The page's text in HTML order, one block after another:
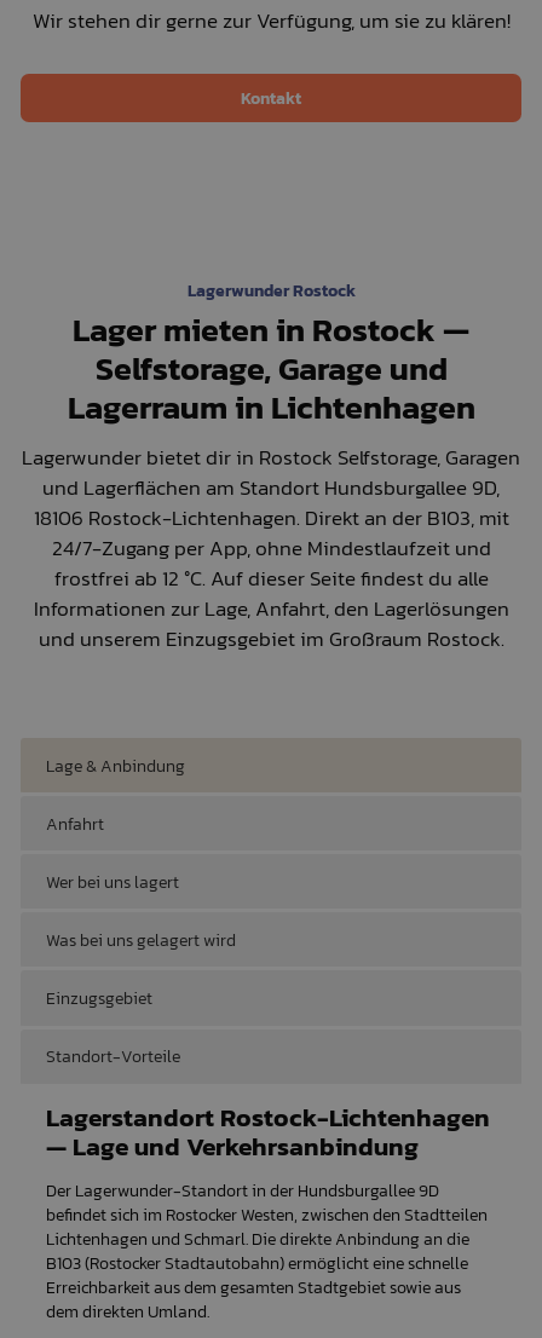
Wir stehen dir gerne zur Verfügung, um sie zu klären!
Kontakt
Lagerwunder Rostock
Lager mieten in Rostock —
Selfstorage, Garage und
Lagerraum in Lichtenhagen
Lagerwunder bietet dir in Rostock Selfstorage, Garagen
und Lagerflächen am Standort Hundsburgallee 9D,
18106 Rostock-Lichtenhagen. Direkt an der B103, mit
24/7-Zugang per App, ohne Mindestlaufzeit und
frostfrei ab 12 °C. Auf dieser Seite findest du alle
Informationen zur Lage, Anfahrt, den Lagerlösungen
und unserem Einzugsgebiet im Großraum Rostock.
Lage & Anbindung
Anfahrt
Wer bei uns lagert
Was bei uns gelagert wird
Einzugsgebiet
Standort-Vorteile
Lagerstandort Rostock-Lichtenhagen
— Lage und Verkehrsanbindung
Der Lagerwunder-Standort in der Hundsburgallee 9D
befindet sich im Rostocker Westen, zwischen den Stadtteilen
Lichtenhagen und Schmarl. Die direkte Anbindung an die
B103 (Rostocker Stadtautobahn) ermöglicht eine schnelle
Erreichbarkeit aus dem gesamten Stadtgebiet sowie aus
dem direkten Umland.